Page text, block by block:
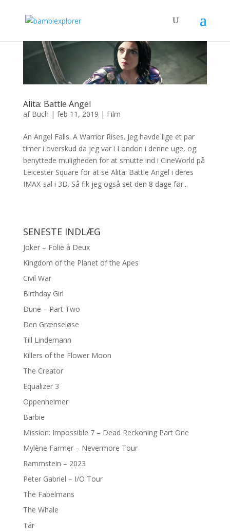
Alita: Battle Angel
af Buch | feb 11, 2019 | Film
An Angel Falls. A Warrior Rises. Jeg havde lige et par
timer i overskud da jeg var i London i denne uge, og
benyttede muligheden for at smutte ind i CineWorld på
Leicester Square for at se Alita: Battle Angel i deres
IMAX-sal i 3D. Så fik jeg også set den 8 dage før...
SENESTE INDLÆG
Joker – Folie à Deux
Kingdom of the Planet of the Apes
Civil War
Birthday Girl
Dune – Part Two
Den Grænseløse
Till Lindemann
Killers of the Flower Moon
The Creator
Equalizer 3
Oppenheimer
Barbie
Mission: Impossible 7 – Dead Reckoning Part One
Mylène Farmer – Nevermore Tour
Rammstein – 2023
Peter Gabriel – I/O Tour
The Fabelmans
The Whale
Tár